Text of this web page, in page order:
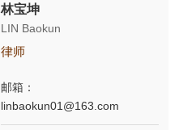
林宝坤
LIN Baokun
律师
邮箱：
linbaokun01@163.com